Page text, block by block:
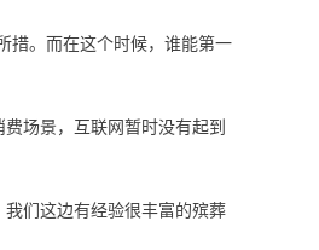
措。而在这个时候，谁能第一
场景，互联网暂时没有起到
们这边有经验很丰富的殡葬